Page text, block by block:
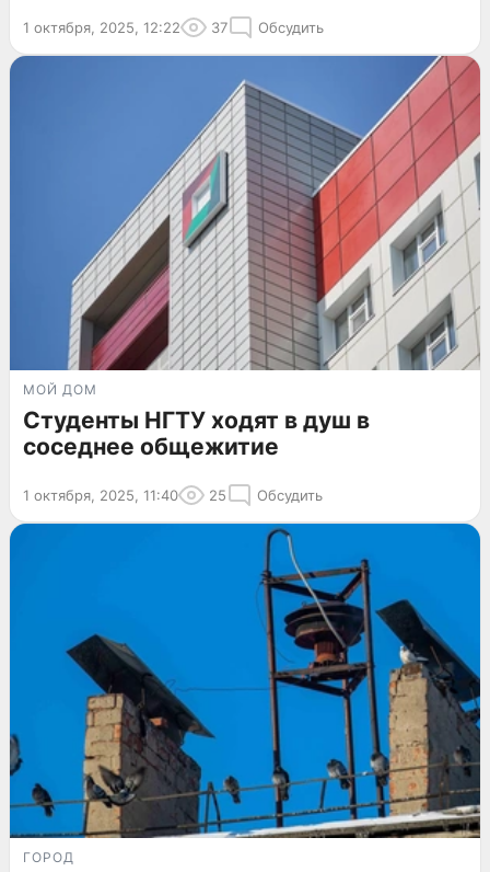
1 октября, 2025, 12:22 37 Обсудить
МОЙ ДОМ
Студенты НГТУ ходят в душ в
соседнее общежитие
1 октября, 2025, 11:40 25 Обсудить
ГОРОД